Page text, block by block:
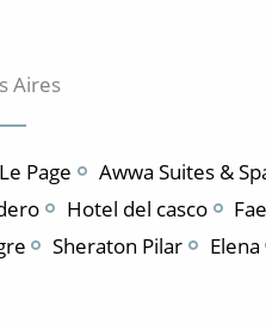
Aires
Page Awwa Suites &
Hotel del casco
Sheraton Pilar Elena